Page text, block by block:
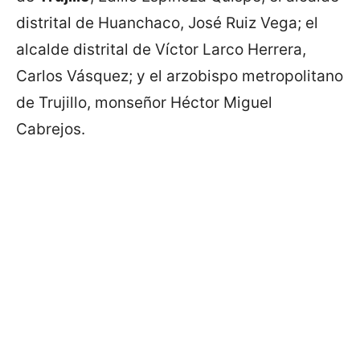
distrital de Huanchaco, José Ruiz Vega; el
alcalde distrital de Víctor Larco Herrera,
Carlos Vásquez; y el arzobispo metropolitano
de Trujillo, monseñor Héctor Miguel
Cabrejos.